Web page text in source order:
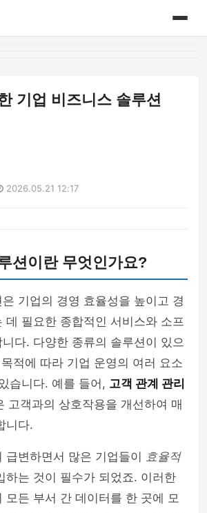
기업 비즈니스 솔루션
2026.05.21 12:17
션이란 무엇인가요?
기업의 경영 효율성을 높이고 경
데 필요한 종합적인 서비스와 소프
다. 다양한 종류의 솔루션이 있으
적에 따라 기업 운영의 여러 요소
습니다. 예를 들어, 고객 관계 관리
고객과의 상호작용을 개선하여 매
니다.
급변하면서 많은 기업들이 효율적
하는 것이 필수가 되었죠. 이러한
모든 부서 간 데이터를 한 곳에 모